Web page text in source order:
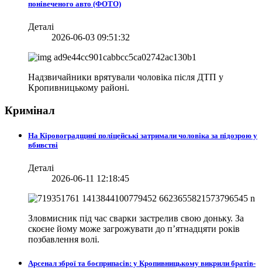
понівеченого авто (ФОТО)
Деталі
2026-06-03 09:51:32
Надзвичайники врятували чоловіка після ДТП у
Кропивницькому районі.
Кримінал
На Кіровоградщині поліцейські затримали чоловіка за підозрою у
вбивстві
Деталі
2026-06-11 12:18:45
Зловмисник під час сварки застрелив свою доньку. За
скоєне йому може загрожувати до п’ятнадцяти років
позбавлення волі.
Арсенал зброї та боєприпасів: у Кропивницькому викрили братів-